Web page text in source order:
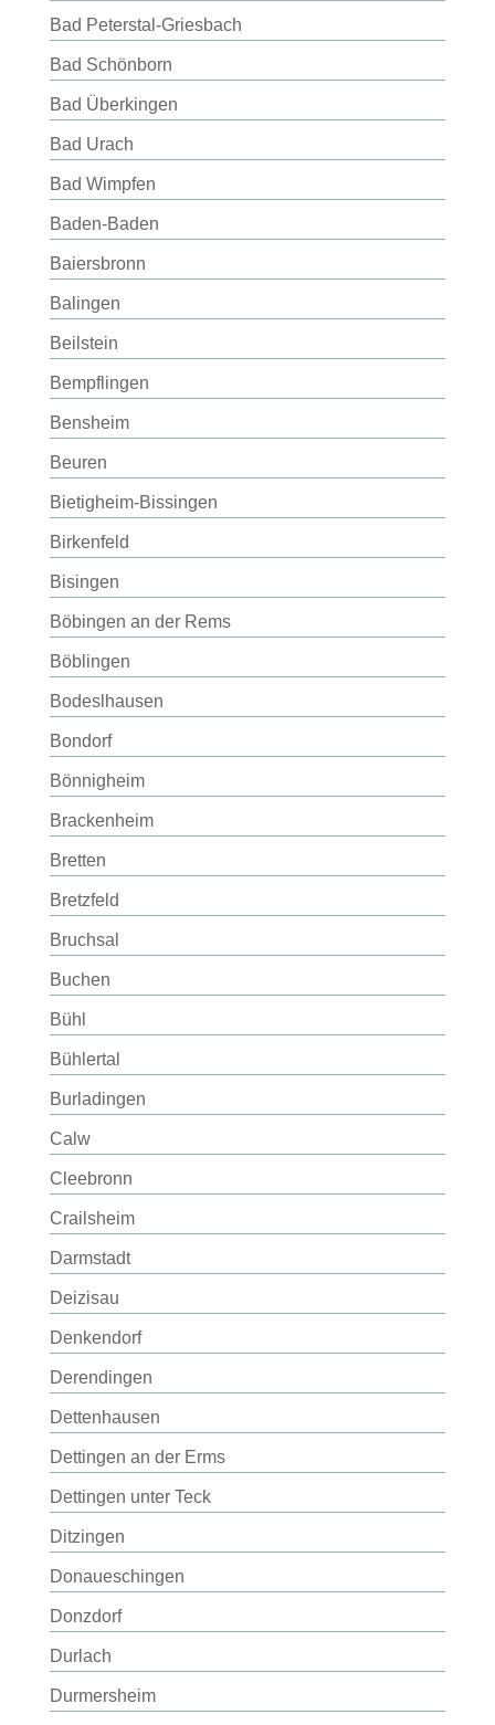
Bad Peterstal-Griesbach
Bad Schönborn
Bad Überkingen
Bad Urach
Bad Wimpfen
Baden-Baden
Baiersbronn
Balingen
Beilstein
Bempflingen
Bensheim
Beuren
Bietigheim-Bissingen
Birkenfeld
Bisingen
Böbingen an der Rems
Böblingen
Bodeslhausen
Bondorf
Bönnigheim
Brackenheim
Bretten
Bretzfeld
Bruchsal
Buchen
Bühl
Bühlertal
Burladingen
Calw
Cleebronn
Crailsheim
Darmstadt
Deizisau
Denkendorf
Derendingen
Dettenhausen
Dettingen an der Erms
Dettingen unter Teck
Ditzingen
Donaueschingen
Donzdorf
Durlach
Durmersheim